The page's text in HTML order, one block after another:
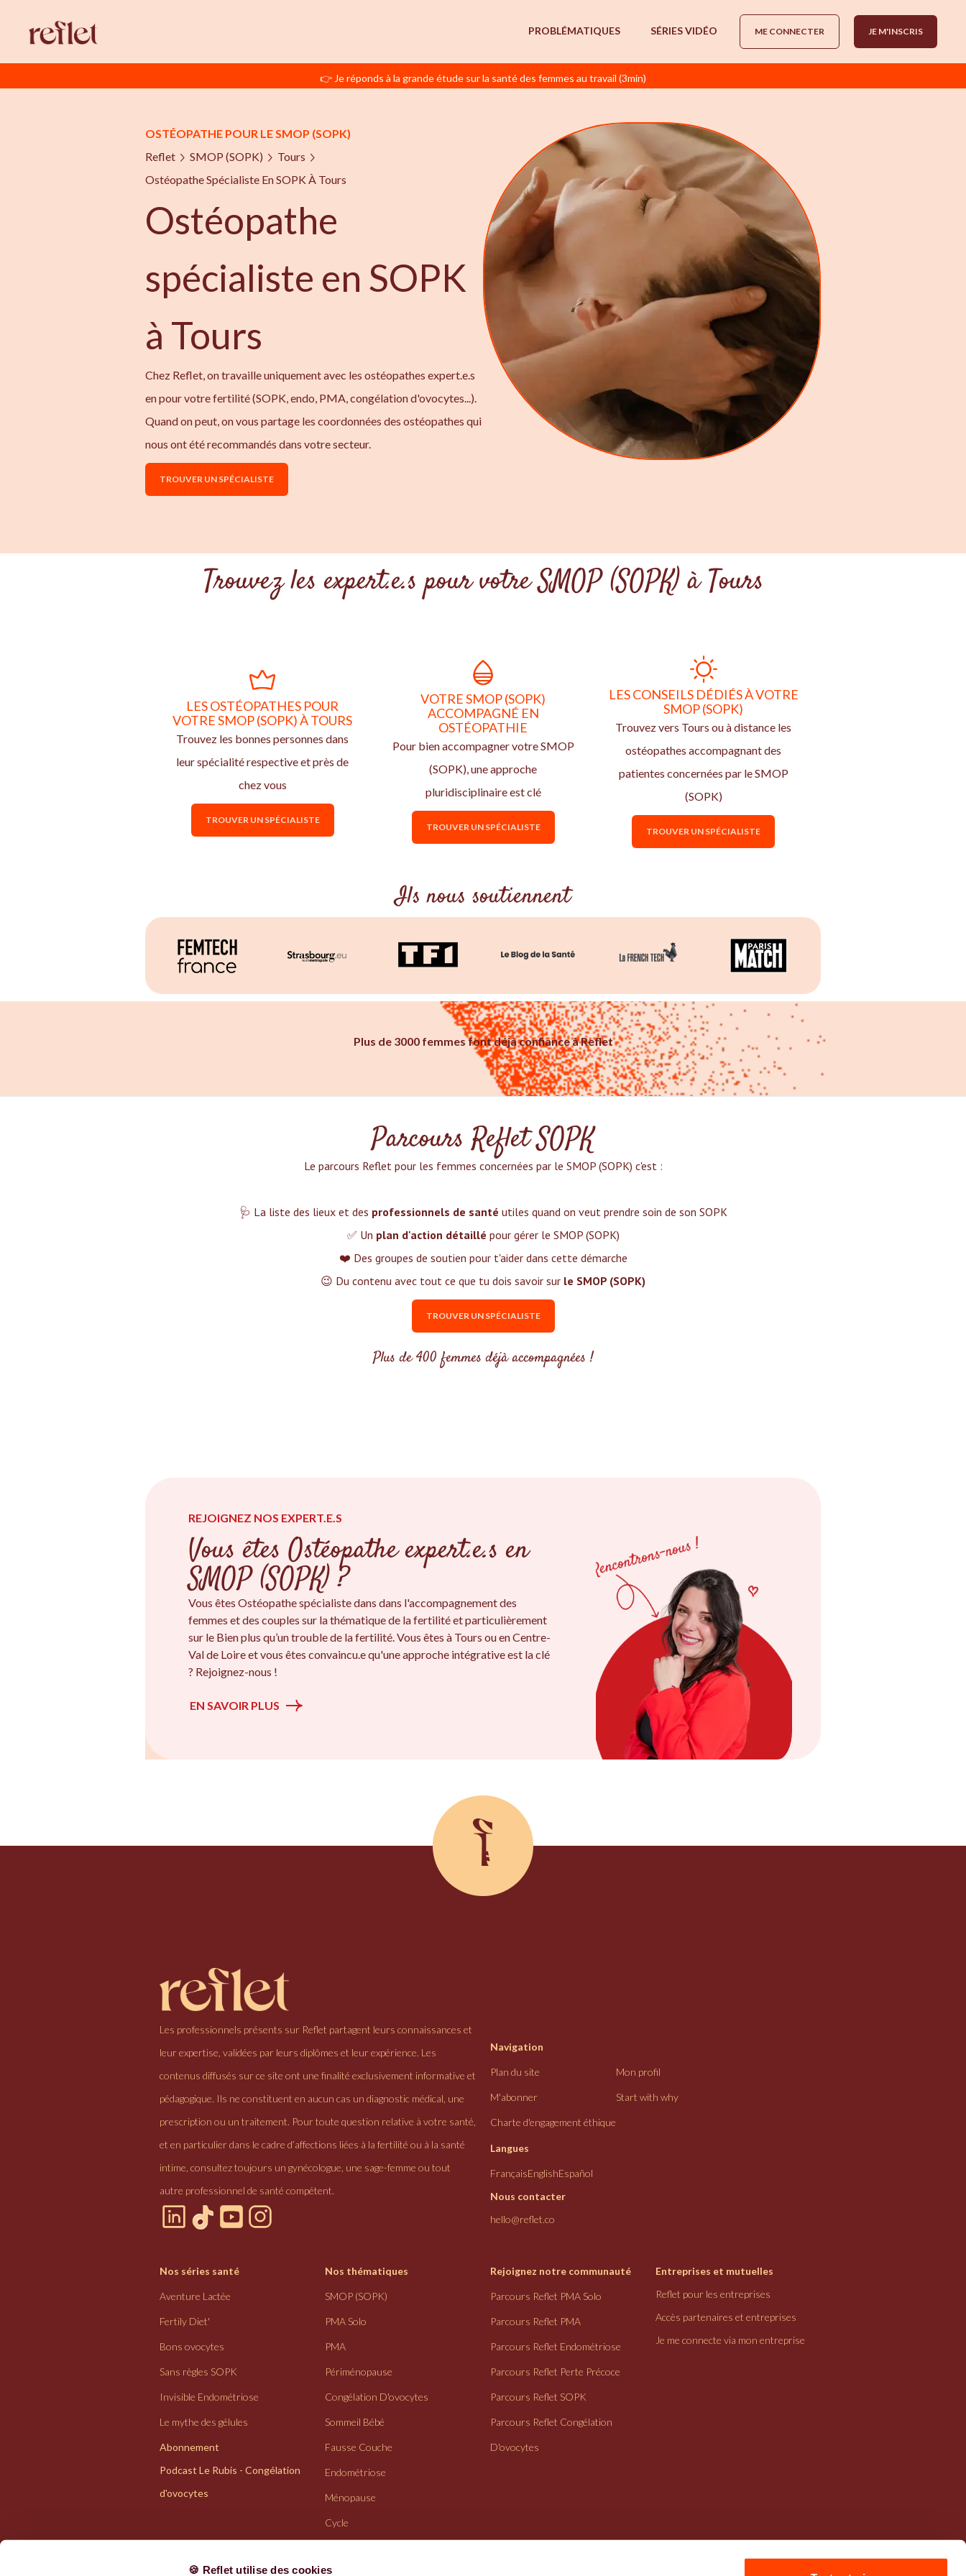
🍪 Reflet utilise des cookies
PROBLÉMATIQUES SÉRIES VIDÉO ME CONNECTER JE M'INSCRIS
👉 Je réponds à la grande étude sur la santé des femmes au travail (3min)
OSTÉOPATHE POUR LE SMOP (SOPK)
Reflet
SMOP (SOPK)
Tours
Ostéopathe Spécialiste En SOPK À Tours
Ostéopathe
spécialiste en SOPK
à Tours
Chez Reflet, on travaille uniquement avec les ostéopathes expert.e.s
en pour votre fertilité (SOPK, endo, PMA, congélation d'ovocytes...).
Quand on peut, on vous partage les coordonnées des ostéopathes qui
nous ont été recommandés dans votre secteur.
TROUVER UN SPÉCIALISTE
Trouvez les expert.e.s pour votre SMOP (SOPK) à Tours
LES OSTÉOPATHES POUR
VOTRE SMOP (SOPK) À TOURS
Trouvez les bonnes personnes dans
leur spécialité respective et près de
chez vous
TROUVER UN SPÉCIALISTE
VOTRE SMOP (SOPK)
ACCOMPAGNÉ EN
OSTÉOPATHIE
Pour bien accompagner votre SMOP
(SOPK), une approche
pluridisciplinaire est clé
TROUVER UN SPÉCIALISTE
LES CONSEILS DÉDIÉS À VOTRE
SMOP (SOPK)
Trouvez vers Tours ou à distance les
ostéopathes accompagnant des
patientes concernées par le SMOP
(SOPK)
TROUVER UN SPÉCIALISTE
Ils nous soutiennent
Plus de 3000 femmes font déjà confiance à Reflet
Parcours Reflet SOPK
Le parcours Reflet pour les femmes concernées par le SMOP (SOPK) c'est :‍
🩺 La liste des lieux et des professionnels de santé utiles quand on veut prendre soin de son SOPK
✅ Un plan d'action détaillé pour gérer le SMOP (SOPK)
❤️ Des groupes de soutien pour t'aider dans cette démarche
😉 Du contenu avec tout ce que tu dois savoir sur le SMOP (SOPK)
TROUVER UN SPÉCIALISTE
Plus de 400 femmes déjà accompagnées !
REJOIGNEZ NOS EXPERT.E.S
Vous êtes Ostéopathe expert.e.s en
SMOP (SOPK) ?
Vous êtes Ostéopathe spécialiste dans dans l'accompagnement des
femmes et des couples sur la thématique de la fertilité et particulièrement
sur le Bien plus qu’un trouble de la fertilité. Vous êtes à Tours ou en Centre-
Val de Loire et vous êtes convaincu.e qu'une approche intégrative est la clé
? Rejoignez-nous !
EN SAVOIR PLUS
Les professionnels présents sur Reflet partagent leurs connaissances et
leur expertise, validées par leurs diplômes et leur expérience. Les
contenus diffusés sur ce site ont une finalité exclusivement informative et
pédagogique. Ils ne constituent en aucun cas un diagnostic médical, une
prescription ou un traitement. Pour toute question relative à votre santé,
et en particulier dans le cadre d’affections liées à la fertilité ou à la santé
intime, consultez toujours un gynécologue, une sage-femme ou tout
autre professionnel de santé compétent.
Navigation
Plan du site Mon profil
M'abonner Start with why
Charte d'engagement éthique
Langues
FrançaisEnglishEspañol
Nous contacter
hello@reflet.co
Nos séries santé
Aventure Lactée
Fertily Diet'
Bons ovocytes
Sans règles SOPK
Invisible Endométriose
Le mythe des gélules
Abonnement
Podcast Le Rubis - Congélation
d'ovocytes
Nos thématiques
SMOP (SOPK)
PMA Solo
PMA
Périménopause
Congélation D'ovocytes
Sommeil Bébé
Fausse Couche
Endométriose
Ménopause
Cycle
Rejoignez notre communauté
Parcours Reflet PMA Solo
Parcours Reflet PMA
Parcours Reflet Endométriose
Parcours Reflet Perte Précoce
Parcours Reflet SOPK
Parcours Reflet Congélation
D'ovocytes
Entreprises et mutuelles
Reflet pour les entreprises
Accès partenaires et entreprises
Je me connecte via mon entreprise